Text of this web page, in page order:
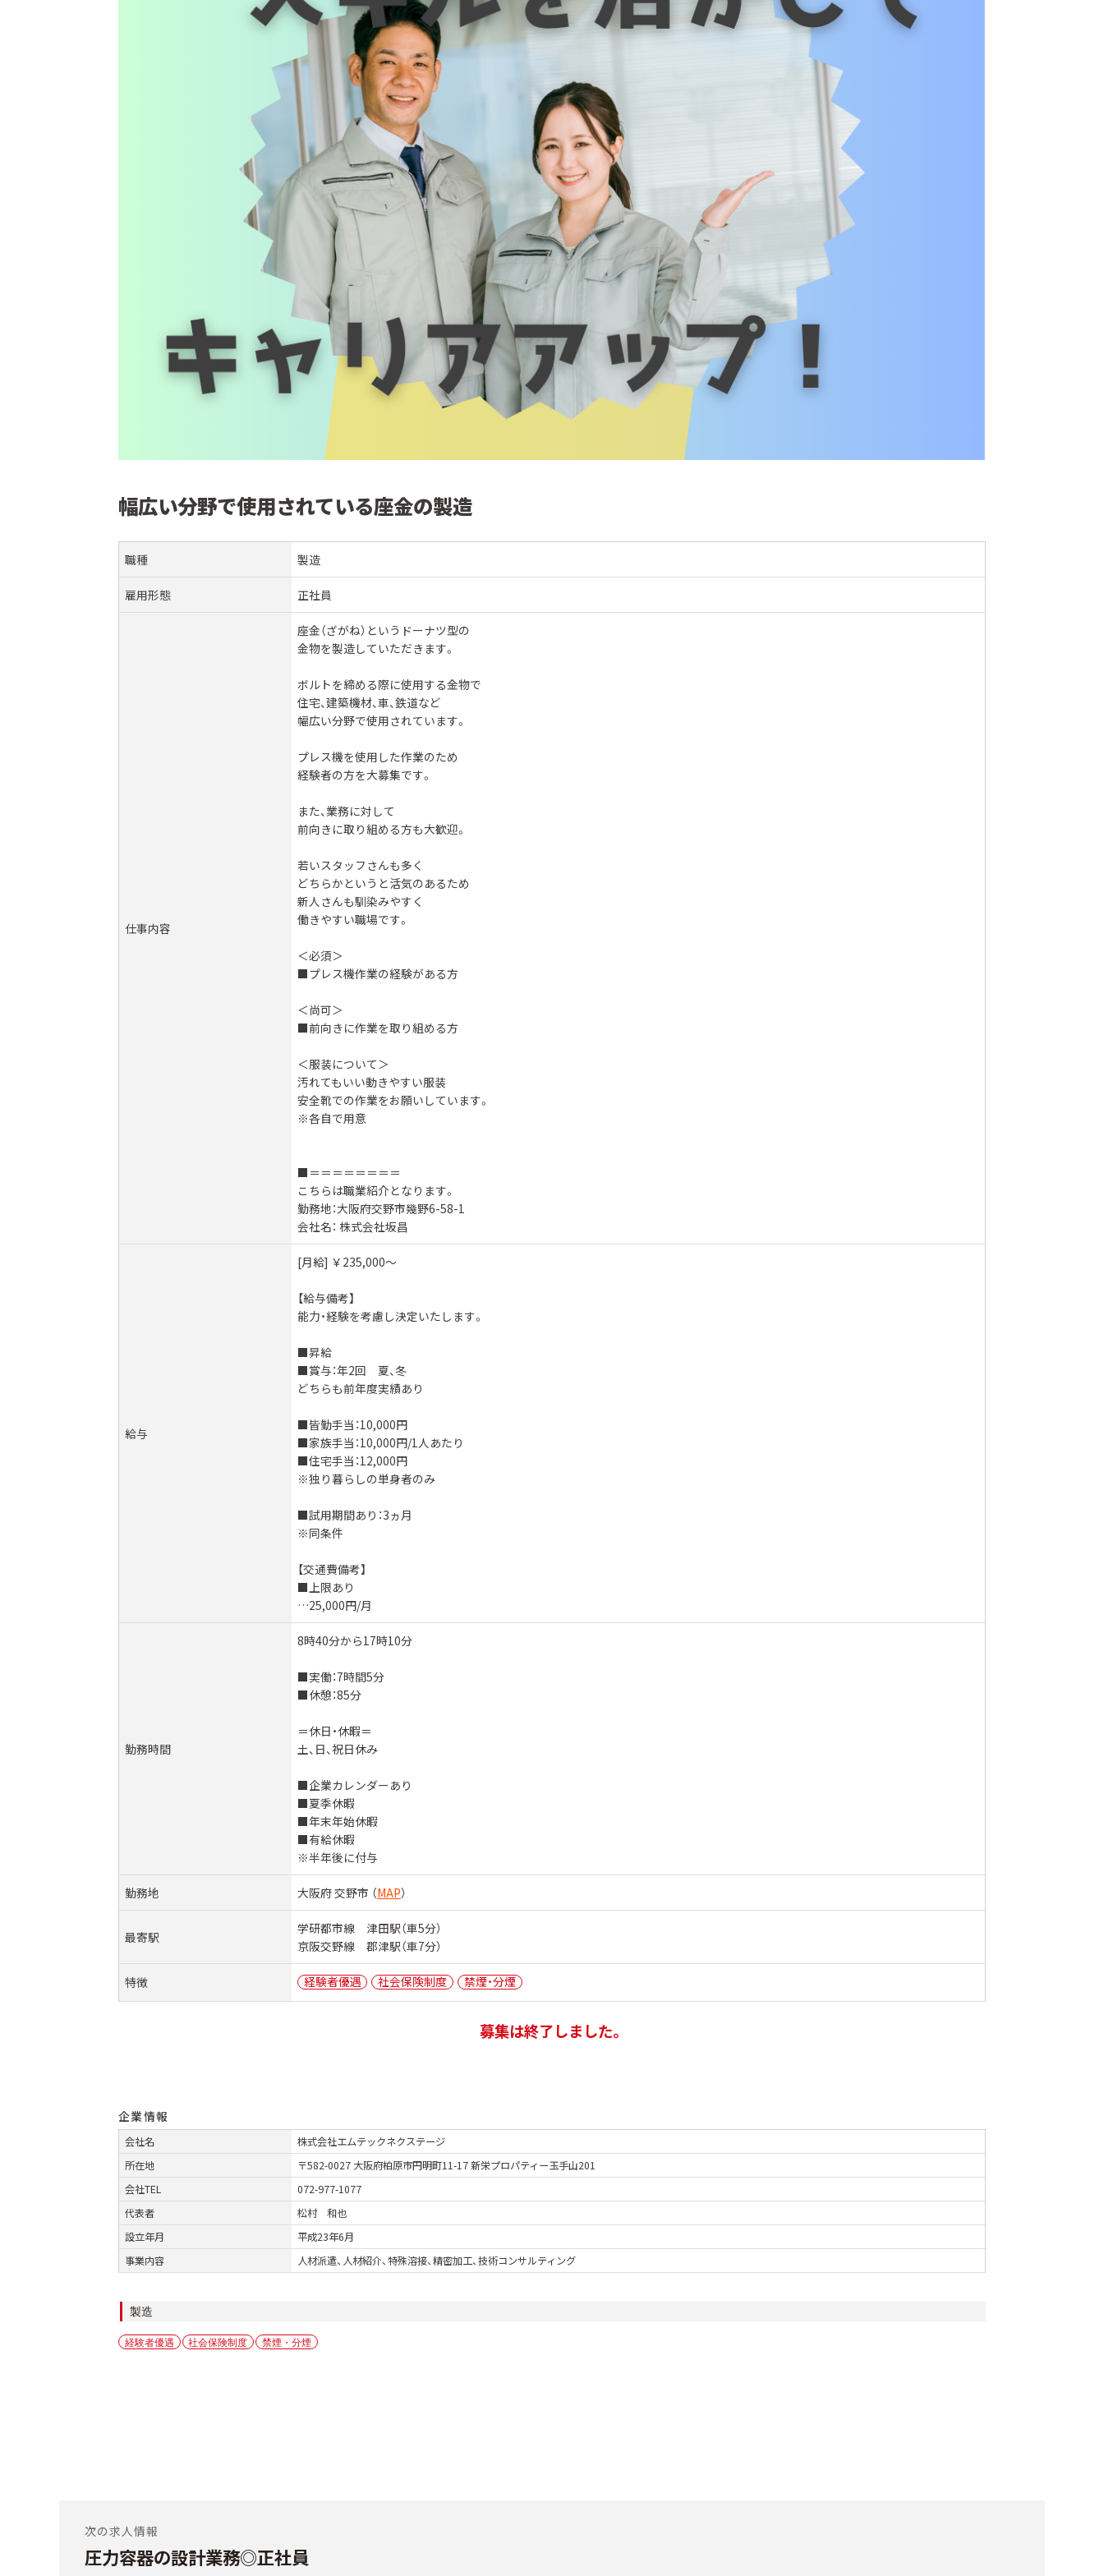
幅広い分野で使用されている座金の製造
職種 製造
雇用形態 正社員
仕事内容
座金（ざがね）というドーナツ型の
金物を製造していただきます。
ボルトを締める際に使用する金物で
住宅、建築機材、車、鉄道など
幅広い分野で使用されています。
プレス機を使用した作業のため
経験者の方を大募集です。
また、業務に対して
前向きに取り組める方も大歓迎。
若いスタッフさんも多く
どちらかというと活気のあるため
新人さんも馴染みやすく
働きやすい職場です。
＜必須＞
■プレス機作業の経験がある方
＜尚可＞
■前向きに作業を取り組める方
＜服装について＞
汚れてもいい動きやすい服装
安全靴での作業をお願いしています。
※各自で用意
■＝＝＝＝＝＝＝＝
こちらは職業紹介となります。
勤務地：大阪府交野市幾野6-58-1
会社名： 株式会社坂昌
給与
[月給] ￥235,000〜
【給与備考】
能力・経験を考慮し決定いたします。
■昇給
■賞与：年2回 夏、冬
どちらも前年度実績あり
■皆勤手当：10,000円
■家族手当：10,000円/1人あたり
■住宅手当：12,000円
※独り暮らしの単身者のみ
■試用期間あり：3ヵ月
※同条件
【交通費備考】
■上限あり
…25,000円/月
勤務時間
8時40分から17時10分
■実働：7時間5分
■休憩：85分
＝休日・休暇＝
土、日、祝日休み
■企業カレンダーあり
■夏季休暇
■年末年始休暇
■有給休暇
※半年後に付与
勤務地 大阪府 交野市 （MAP）
最寄駅
学研都市線 津田駅（車5分）
京阪交野線 郡津駅（車7分）
特徴 経験者優遇 社会保険制度 禁煙・分煙
募集は終了しました。
企業情報
会社名
株式会社エムテックネクステージ
所在地
〒582-0027 大阪府柏原市円明町11-17 新栄プロパティー玉手山201
会社TEL
072-977-1077
代表者
松村 和也
設立年月
平成23年6月
事業内容
人材派遣、人材紹介、特殊溶接、精密加工、技術コンサルティング
ゴ
製造
タ経験者優遇 社会保険制度 禁煙・分煙
稿
ナ
次の求人情報
前
圧力容器の設計業務◎正社員